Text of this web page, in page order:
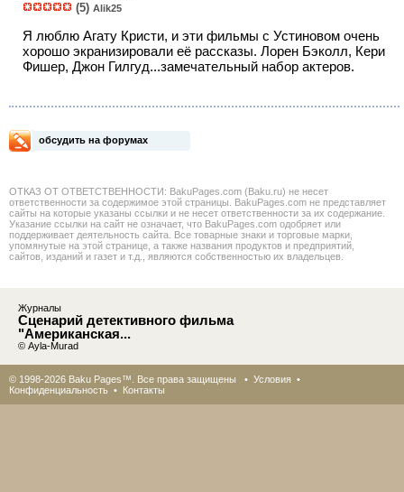
(5) Alik25
Я люблю Агату Кристи, и эти фильмы с Устиновом очень
хорошо экранизировали её рассказы. Лорен Бэколл, Кери
Фишер, Джон Гилгуд...замечательный набор актеров.
обсудить на форумах
ОТКАЗ ОТ ОТВЕТСТВЕННОСТИ: BakuPages.com (Baku.ru) не несет
ответственности за содержимое этой страницы. BakuPages.com не представляет
сайты на которые указаны ссылки и не несет ответственности за их содержание.
Указание ссылки на сайт не означает, что BakuPages.com одобряет или
поддерживает деятельность сайта. Все товарные знаки и торговые марки,
упомянутые на этой странице, а также названия продуктов и предприятий,
сайтов, изданий и газет и т.д., являются собственностью их владельцев.
Журналы
Сценарий детективного фильма
"Американская...
© Ayla-Murad
© 1998-2026 Baku Pages™. Все права защищены • Условия •
Конфиденциальность • Контакты